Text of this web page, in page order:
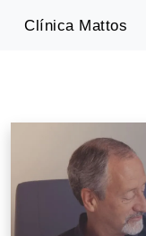
Clínica Mattos